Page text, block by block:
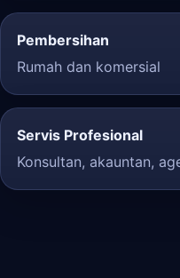
Pembersihan
Rumah dan komersial
Servis Profesional
Konsultan, akauntan,